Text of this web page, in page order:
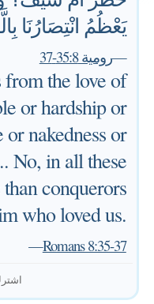
يَعْظُمُ انْتِصَارُنَا
—رومية 35:8-37
from the love of
or hardship or
nakedness or
No, in all these
conquerors
who loved us.
—Romans 8:35-37